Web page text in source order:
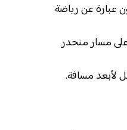
عبارة عن رياضة
على مسار منحدر
لأبعد مسافة.